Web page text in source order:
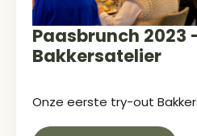
Paasbrunch 2023
Bakkersatelier
Onze eerste try-out